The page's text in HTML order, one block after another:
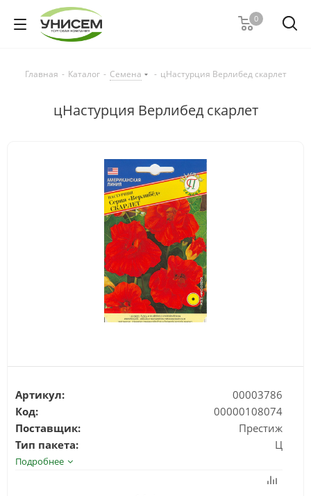
0
Главная - Каталог - Семена - цНастурция Верлибед скарлет
цНастурция Верлибед скарлет
Артикул:
00003786
Код:
00000108074
Поставщик:
Престиж
Тип пакета:
Ц
Подробнее